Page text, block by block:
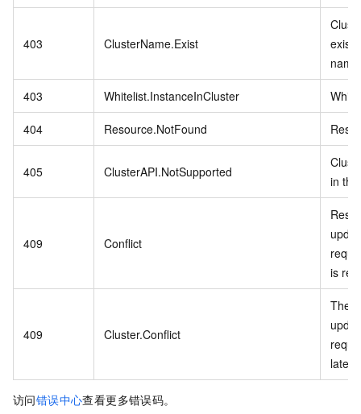
403 ClusterName.Exist
403 Whitelist.InstanceInCluster
404 Resource.NotFound
405 ClusterAPI.NotSupported
in
409 Conflict
is
409 Cluster.Conflict
The
later.
访问错误中心查看更多错误码。